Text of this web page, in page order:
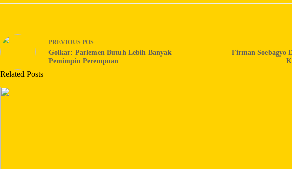
PREVIOUS POS
Golkar: Parlemen Butuh Lebih Banyak
Pemimpin Perempuan
Firman Soebagyo
Related Posts